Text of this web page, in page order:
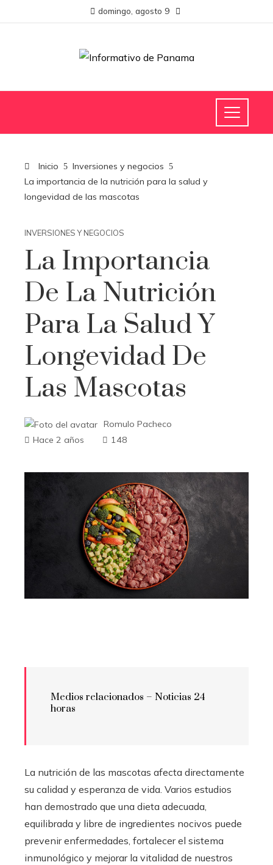
domingo, agosto 9
Inicio
Inversiones y negocios
La importancia de la nutrición para la salud y
longevidad de las mascotas
INVERSIONES Y NEGOCIOS
La Importancia
De La Nutrición
Para La Salud Y
Longevidad De
Las Mascotas
Romulo Pacheco
Hace 2 años
148
Medios relacionados – Noticias 24
horas
La nutrición de las mascotas afecta directamente
su calidad y esperanza de vida. Varios estudios
han demostrado que una dieta adecuada,
equilibrada y libre de ingredientes nocivos puede
prevenir enfermedades, fortalecer el sistema
inmunológico y mejorar la vitalidad de nuestros